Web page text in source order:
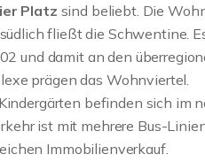
Platz sind beliebt. Die
fließt die Schwentine.
und damit an den
prägen das Wohnviertel.
befinden sich im
ist mit mehrere Bus-Linien
Immobilienverkauf.